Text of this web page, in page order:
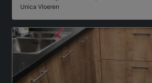
Unica Vloeren